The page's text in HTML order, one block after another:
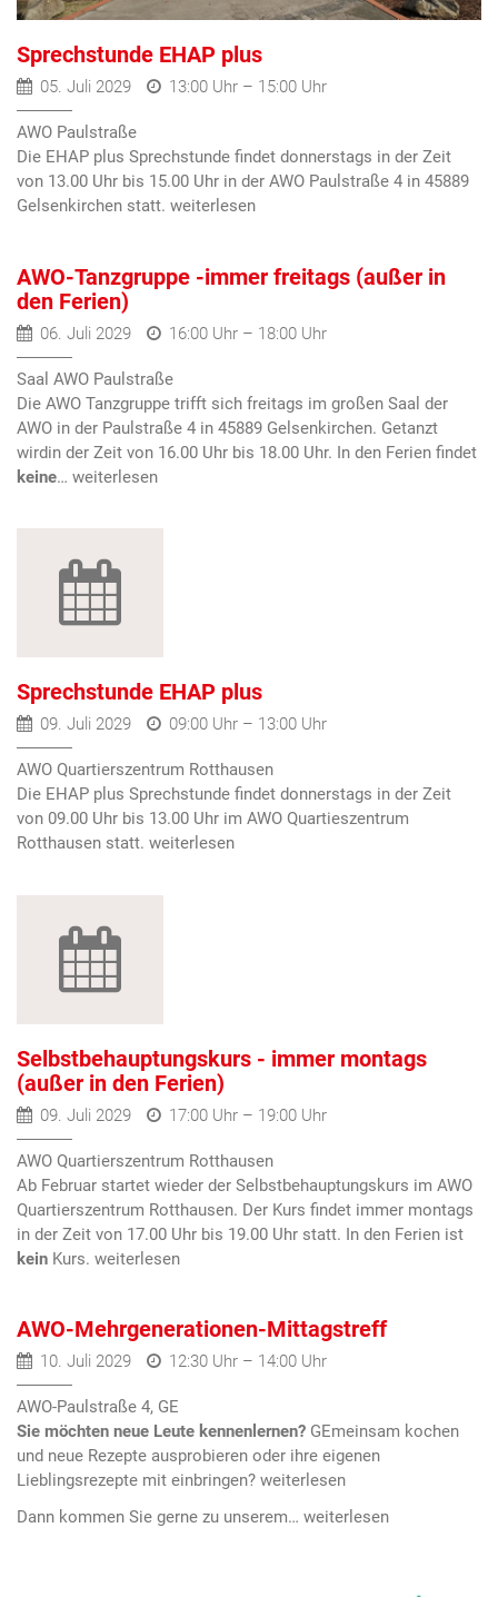
Sprechstunde EHAP plus
05. Juli 2029 13:00 Uhr – 15:00 Uhr
AWO Paulstraße
Die EHAP plus Sprechstunde findet donnerstags in der Zeit
von 13.00 Uhr bis 15.00 Uhr in der AWO Paulstraße 4 in 45889
Gelsenkirchen statt.
AWO-Tanzgruppe -immer freitags (außer in
den Ferien)
06. Juli 2029 16:00 Uhr – 18:00 Uhr
Saal AWO Paulstraße
Die AWO Tanzgruppe trifft sich freitags im großen Saal der
AWO in der Paulstraße 4 in 45889 Gelsenkirchen. Getanzt
wirdin der Zeit von 16.00 Uhr bis 18.00 Uhr. In den Ferien findet
keine…
Sprechstunde EHAP plus
09. Juli 2029 09:00 Uhr – 13:00 Uhr
AWO Quartierszentrum Rotthausen
Die EHAP plus Sprechstunde findet donnerstags in der Zeit
von 09.00 Uhr bis 13.00 Uhr im AWO Quartieszentrum
Rotthausen statt.
Selbstbehauptungskurs - immer montags
(außer in den Ferien)
09. Juli 2029 17:00 Uhr – 19:00 Uhr
AWO Quartierszentrum Rotthausen
Ab Februar startet wieder der Selbstbehauptungskurs im AWO
Quartierszentrum Rotthausen. Der Kurs findet immer montags
in der Zeit von 17.00 Uhr bis 19.00 Uhr statt. In den Ferien ist
kein Kurs.
AWO-Mehrgenerationen-Mittagstreff
10. Juli 2029 12:30 Uhr – 14:00 Uhr
AWO-Paulstraße 4, GE
Sie möchten neue Leute kennenlernen? GEmeinsam kochen
und neue Rezepte ausprobieren oder ihre eigenen
Lieblingsrezepte mit einbringen?
Dann kommen Sie gerne zu unserem…